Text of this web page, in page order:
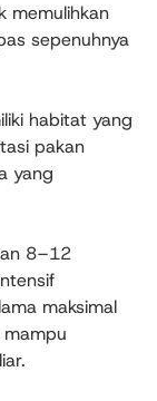
memulihkan
sepenuhnya
habitat yang
pakan
yang
8–12
maksimal